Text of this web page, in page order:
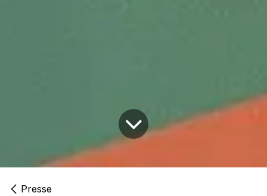
Presse